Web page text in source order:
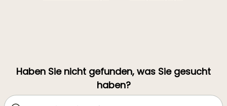
Haben Sie nicht gefunden, was Sie gesucht
haben?